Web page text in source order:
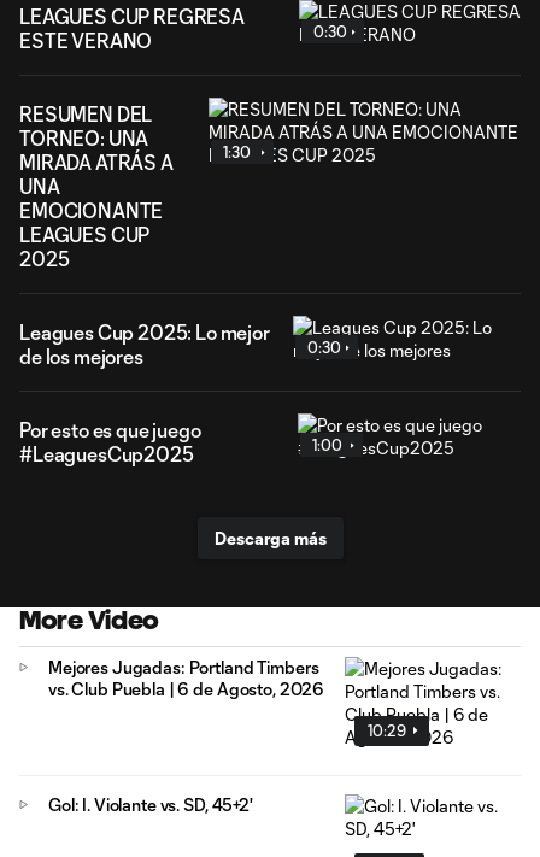
LEAGUES CUP REGRESA
ESTE VERANO
0:30
RESUMEN DEL
TORNEO: UNA
MIRADA ATRÁS A
UNA
EMOCIONANTE
LEAGUES CUP
2025
1:30
Leagues Cup 2025: Lo mejor
de los mejores
0:30
Por esto es que juego
#LeaguesCup2025
1:00
Descarga más
More Video
10:29
Mejores Jugadas: Portland Timbers
vs. Club Puebla | 6 de Agosto, 2026
Gol: I. Violante vs. SD, 45+2'